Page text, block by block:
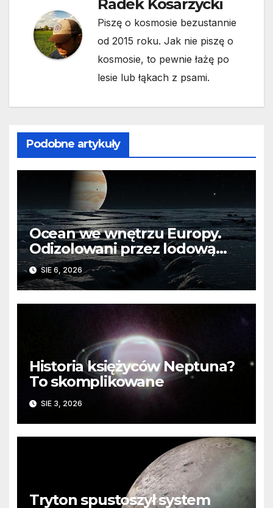
Radek Kosarzycki
Piszę o kosmosie bezustannie
od 2015 roku. Jak nie piszę o
kosmosie, to pewnie łażę po
lesie lub łąkach z psami.
Podobne artykuły
Ocean we wnętrzu Europy.
Odizolowani przez lodową
barierę
SIE 6, 2026
Historia księżyców Neptuna?
To skomplikowane
SIE 3, 2026
Tryton spustoszył system